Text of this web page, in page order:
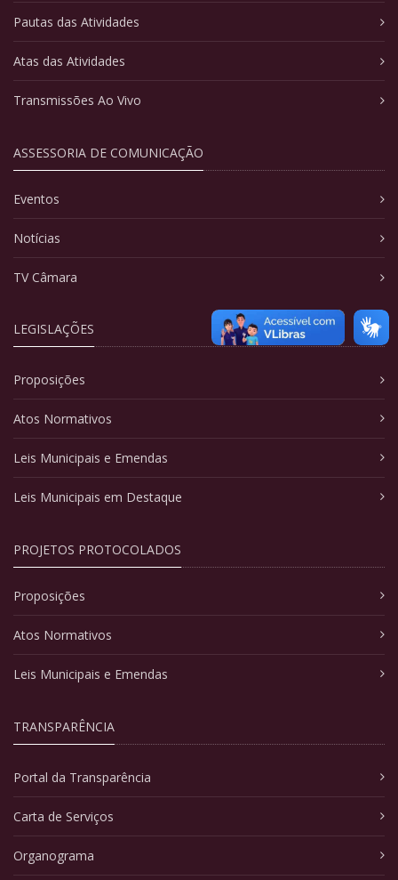
Pautas das Atividades
Atas das Atividades
Transmissões Ao Vivo
ASSESSORIA DE COMUNICAÇÃO
Eventos
Notícias
TV Câmara
LEGISLAÇÕES
Proposições
Atos Normativos
Leis Municipais e Emendas
Leis Municipais em Destaque
PROJETOS PROTOCOLADOS
Proposições
Atos Normativos
Leis Municipais e Emendas
TRANSPARÊNCIA
Portal da Transparência
Carta de Serviços
Organograma